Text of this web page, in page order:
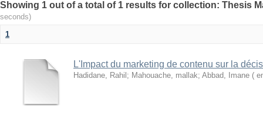
seconds)
1
L'Impact du marketing de contenu sur la
Hadidane, Rahil ; Mahouache, mallak; Abbad, Imane (